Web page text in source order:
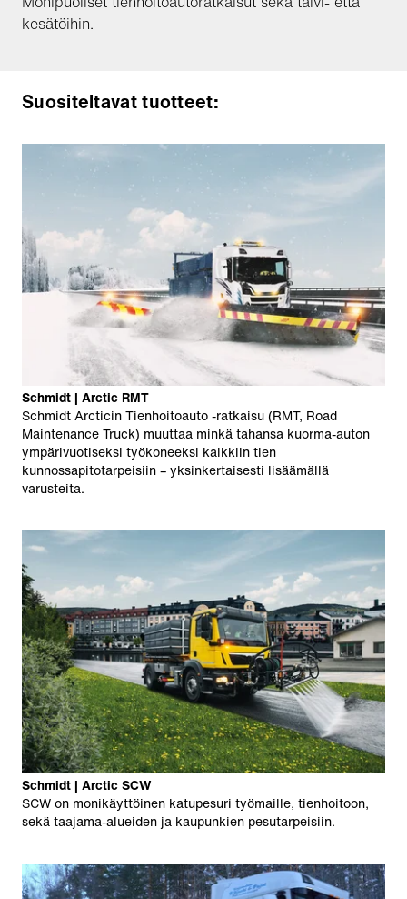
kesätöihin.
Suositeltavat tuotteet:
Schmidt | Arctic RMT
Schmidt Arcticin Tienhoitoauto -ratkaisu (RMT, Road
Maintenance Truck) muuttaa minkä tahansa kuorma-auton
ympärivuotiseksi työkoneeksi kaikkiin tien
kunnossapitotarpeisiin – yksinkertaisesti lisäämällä
varusteita.
Schmidt | Arctic SCW
SCW on monikäyttöinen katupesuri työmaille, tienhoitoon,
sekä taajama-alueiden ja kaupunkien pesutarpeisiin.